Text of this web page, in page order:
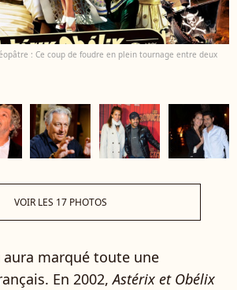
: Ce coup de foudre en plein tournage entre deux
VOIR LES 17 PHOTOS
marqué toute une
En 2002,Astérix et Obélix